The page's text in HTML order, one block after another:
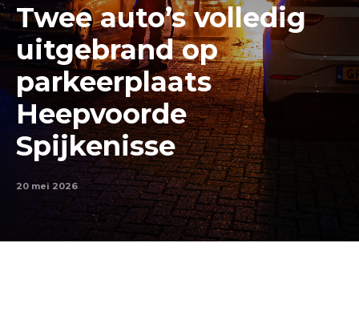
Twee auto’s volledig
uitgebrand op
parkeerplaats
Heepvoorde
Spijkenisse
20 mei 2026